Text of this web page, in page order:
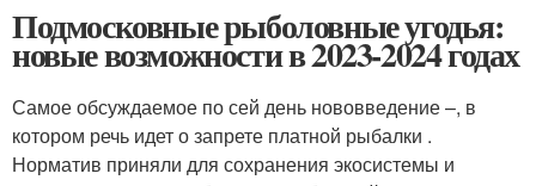
Подмосковные рыболовные угодья:
новые возможности в 2023-2024 годах
Самое обсуждаемое по сей день нововведение –, в
котором речь идет о запрете платной рыбалки .
Норматив приняли для сохранения экосистемы и